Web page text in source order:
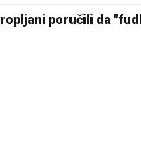
poručili da